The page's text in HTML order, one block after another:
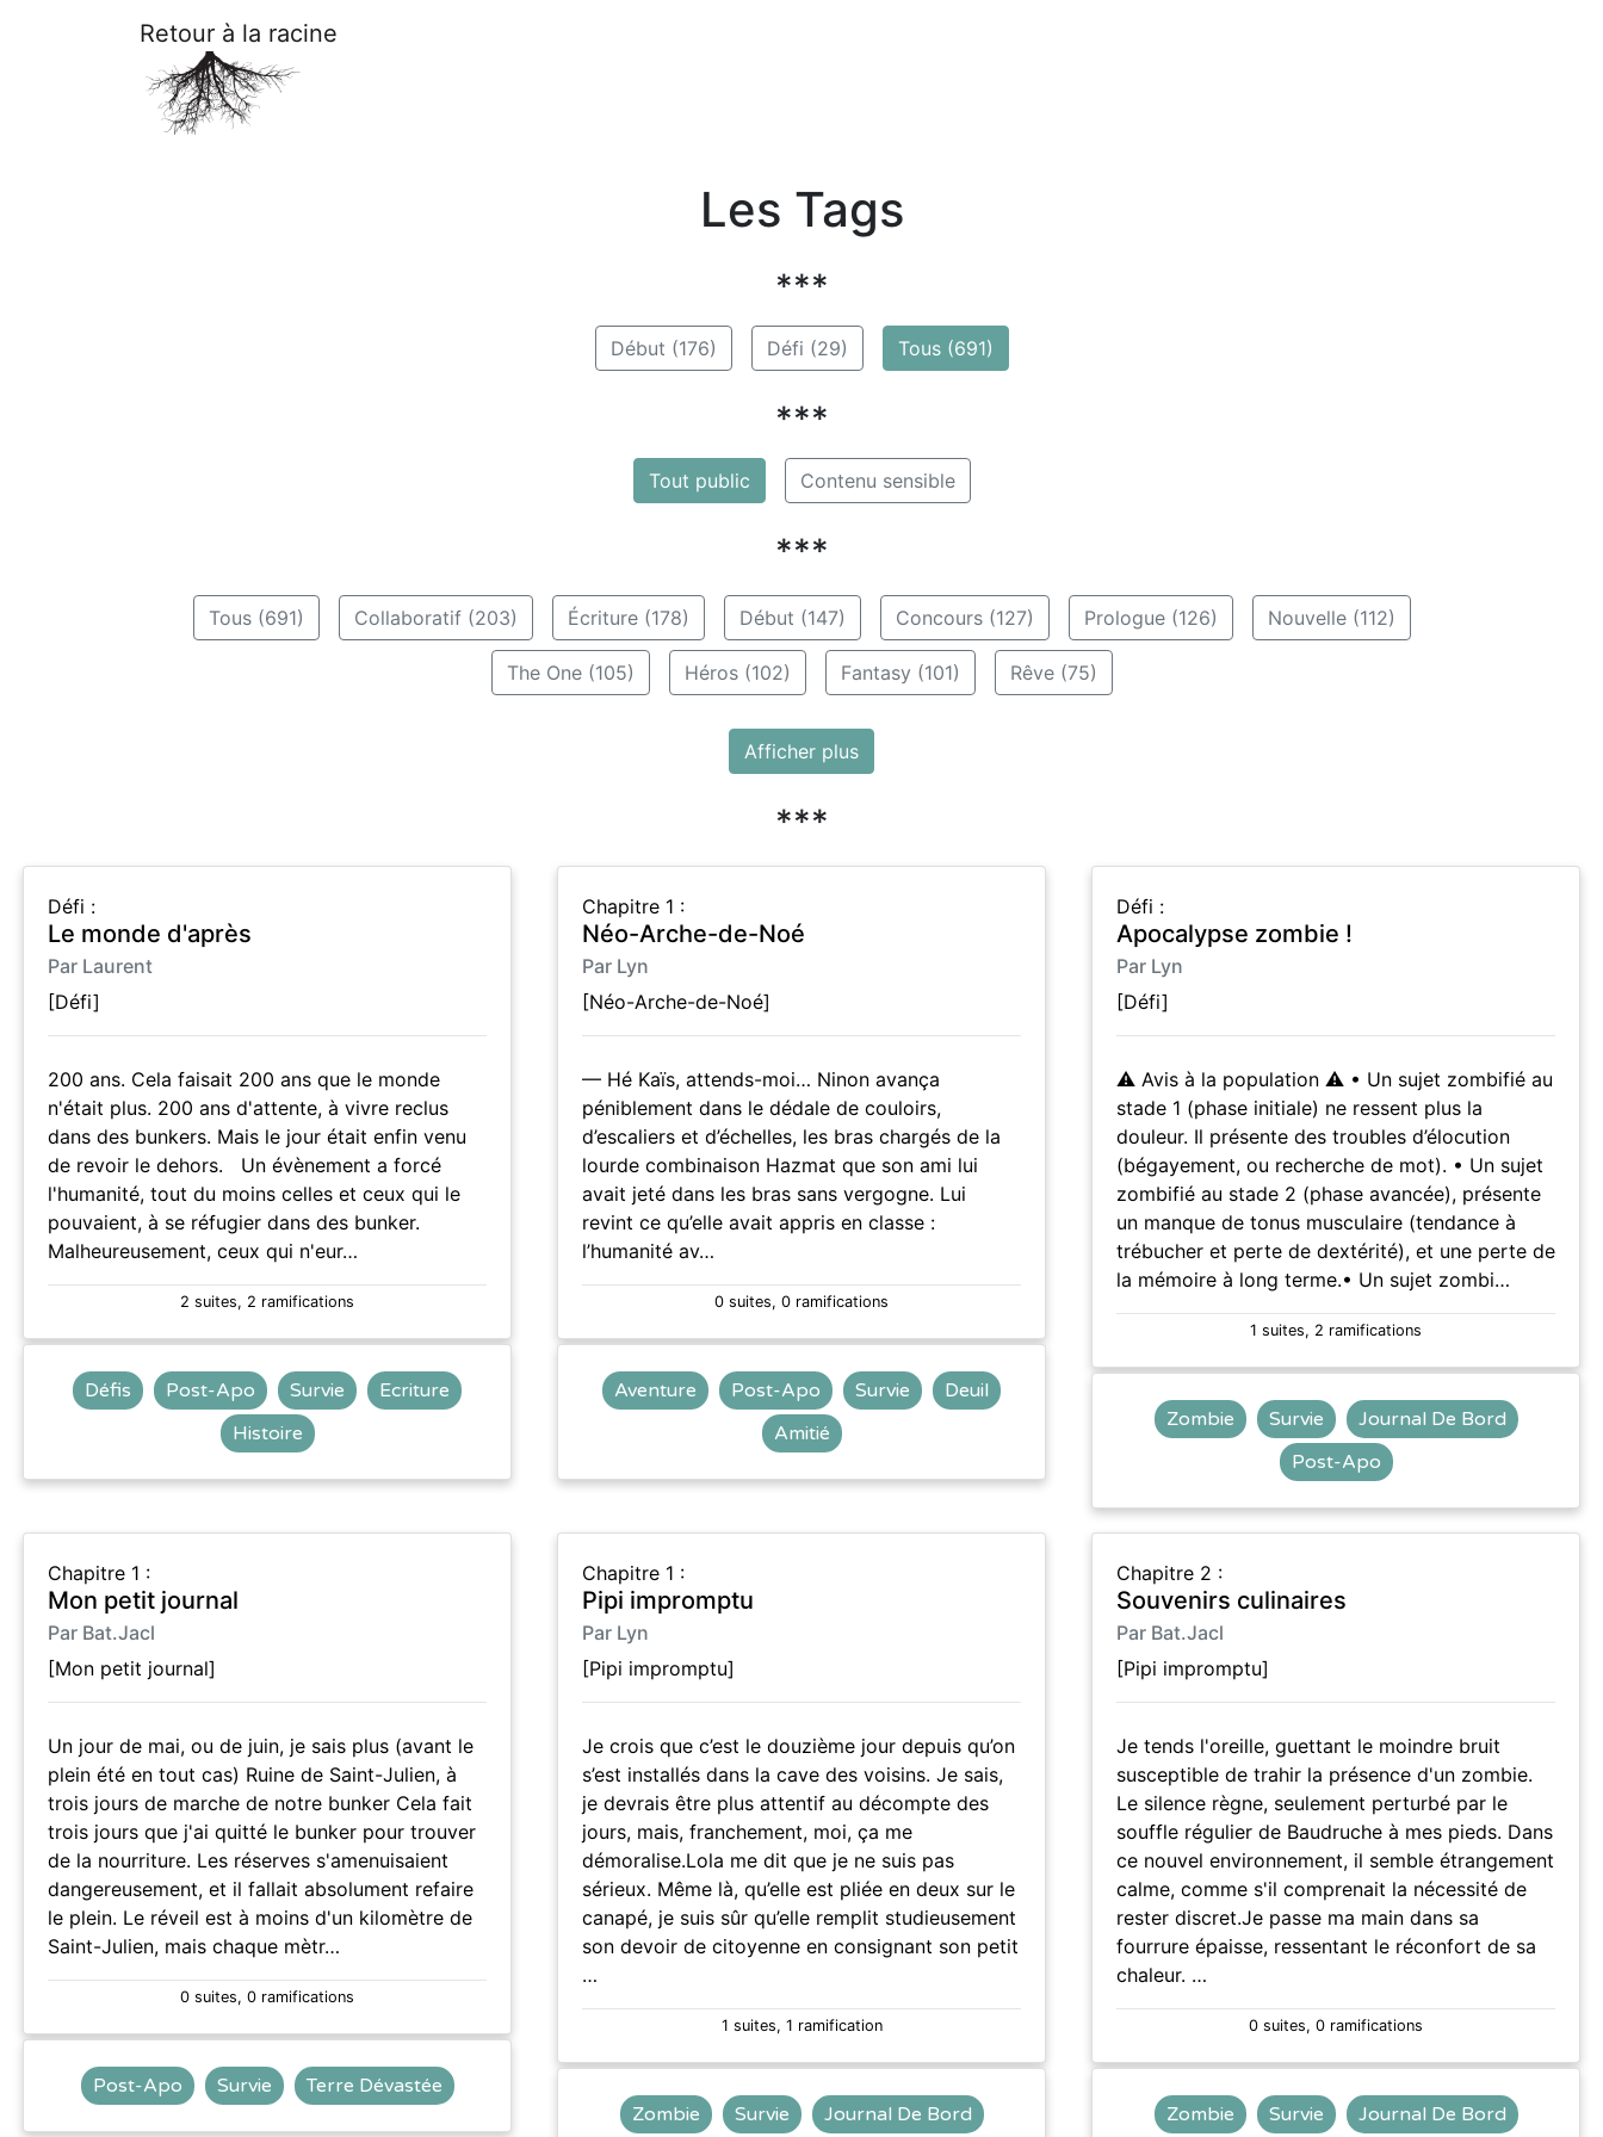
Retour à la racine
Les Tags
***
Début (176) Défi (29) Tous (691)
***
Tout public Contenu sensible
***
Tous (691) Collaboratif (203) Écriture (178) Début (147) Concours (127) Prologue (126) Nouvelle (112)
The One (105) Héros (102) Fantasy (101) Rêve (75)
Afficher plus
***
Défi :
Le monde d'après
Par Laurent
[Défi]
200 ans. Cela faisait 200 ans que le monde
n'était plus. 200 ans d'attente, à vivre reclus
dans des bunkers. Mais le jour était enfin venu
de revoir le dehors. Un évènement a forcé
l'humanité, tout du moins celles et ceux qui le
pouvaient, à se réfugier dans des bunker.
Malheureusement, ceux qui n'eur…
2 suites, 2 ramifications
Défis Post-Apo Survie
Ecriture
Histoire
Chapitre 1 :
Néo-Arche-de-Noé
Par Lyn
[Néo-Arche-de-Noé]
— Hé Kaïs, attends-moi… Ninon avança
péniblement dans le dédale de couloirs,
d’escaliers et d’échelles, les bras chargés de la
lourde combinaison Hazmat que son ami lui
avait jeté dans les bras sans vergogne. Lui
revint ce qu’elle avait appris en classe :
l’humanité av…
0 suites, 0 ramifications
Aventure Post-Apo Survie
Deuil
Amitié
Défi :
Apocalypse zombie !
Par Lyn
[Défi]
⚠️ Avis à la population ⚠️ • Un sujet zombifié au
stade 1 (phase initiale) ne ressent plus la
douleur. Il présente des troubles d’élocution
(bégayement, ou recherche de mot). • Un sujet
zombifié au stade 2 (phase avancée), présente
un manque de tonus musculaire (tendance à
trébucher et perte de dextérité), et une perte de
la mémoire à long terme.• Un sujet zombi…
1 suites, 2 ramifications
Zombie Survie
Journal De Bord
Post-Apo
Chapitre 1 :
Mon petit journal
Par Bat.Jacl
[Mon petit journal]
Un jour de mai, ou de juin, je sais plus (avant le
plein été en tout cas) Ruine de Saint-Julien, à
trois jours de marche de notre bunker Cela fait
trois jours que j'ai quitté le bunker pour trouver
de la nourriture. Les réserves s'amenuisaient
dangereusement, et il fallait absolument refaire
le plein. Le réveil est à moins d'un kilomètre de
Saint-Julien, mais chaque mètr…
0 suites, 0 ramifications
Post-Apo Survie Terre Dévastée
Chapitre 1 :
Pipi impromptu
Par Lyn
[Pipi impromptu]
Je crois que c’est le douzième jour depuis qu’on
s’est installés dans la cave des voisins. Je sais,
je devrais être plus attentif au décompte des
jours, mais, franchement, moi, ça me
démoralise.Lola me dit que je ne suis pas
sérieux. Même là, qu’elle est pliée en deux sur le
canapé, je suis sûr qu’elle remplit studieusement
son devoir de citoyenne en consignant son petit
…
1 suites, 1 ramification
Zombie Survie Journal De Bord
Chapitre 2 :
Souvenirs culinaires
Par Bat.Jacl
[Pipi impromptu]
Je tends l'oreille, guettant le moindre bruit
susceptible de trahir la présence d'un zombie.
Le silence règne, seulement perturbé par le
souffle régulier de Baudruche à mes pieds. Dans
ce nouvel environnement, il semble étrangement
calme, comme s'il comprenait la nécessité de
rester discret.Je passe ma main dans sa
fourrure épaisse, ressentant le réconfort de sa
chaleur. …
0 suites, 0 ramifications
Zombie Survie Journal De Bord